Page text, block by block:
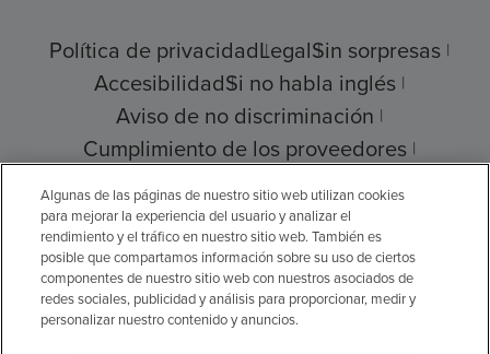
Política de privacidadLegalSin sorpresas
AccesibilidadSi no habla inglés
Aviso de no discriminación
Cumplimiento de los proveedores
Transparencia de precios
© 2026 Encompass Health Corporation
Preferencias de cookies
Algunas de las páginas de nuestro sitio web utilizan cookies
para mejorar la experiencia del usuario y analizar el
rendimiento y el tráfico en nuestro sitio web. También es
posible que compartamos información sobre su uso de ciertos
componentes de nuestro sitio web con nuestros asociados de
redes sociales, publicidad y análisis para proporcionar, medir y
personalizar nuestro contenido y anuncios.